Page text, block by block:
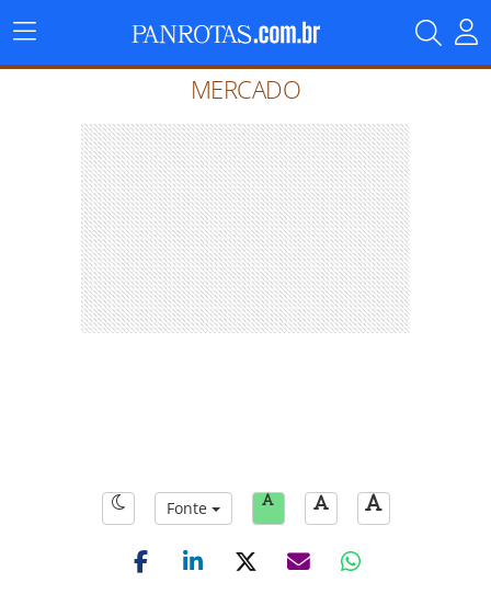
Menu
Principal
MERCADO
Fonte